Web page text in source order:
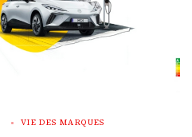
VIE DES MARQUES